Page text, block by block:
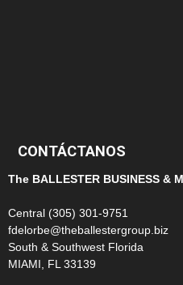
CONTÁCTANOS
The BALLESTER BUSINESS &
Central (305) 301-9751
fdelorbe@theballestergroup.biz
South & Southwest Florida
MIAMI, FL 33139